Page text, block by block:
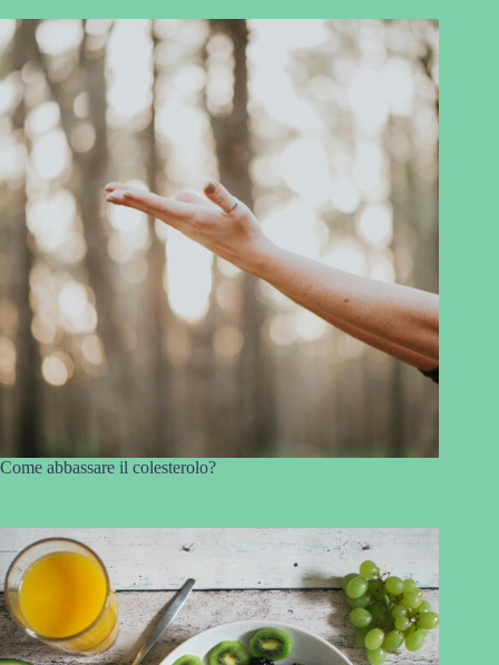
Come abbassare il colesterolo?